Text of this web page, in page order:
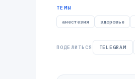
ТЕМЫ
анестезия здоровье
ПОДЕЛИТЬСЯ TELEGRAM